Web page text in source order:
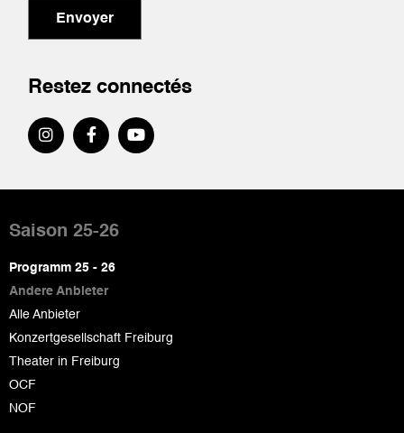
Envoyer
Restez connectés
de
page
Saison 25-26
Programm 25 - 26
Andere Anbieter
Alle Anbieter
Konzertgesellschaft Freiburg
Theater in Freiburg
OCF
NOF